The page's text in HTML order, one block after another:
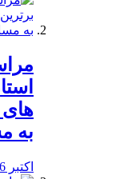
های
به
اکتبر 16, 2019